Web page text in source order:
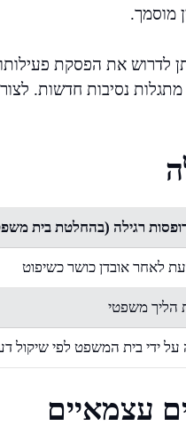
מוסמך.
לדרוש את הפסקת
נסיבות חדשות.
רגילה (בהחלטת בית
לאחר אובדן כושר כשיפוט
הליך משפטי
על ידי בית המשפט לפי שיקול
עצמאיים